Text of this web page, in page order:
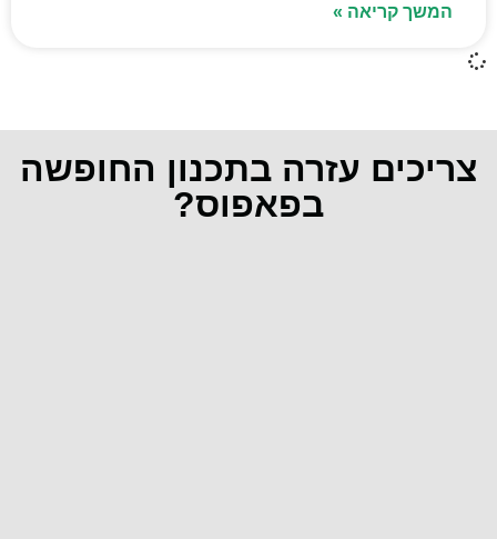
המשך קריאה »
צריכים עזרה בתכנון החופשה
בפאפוס?